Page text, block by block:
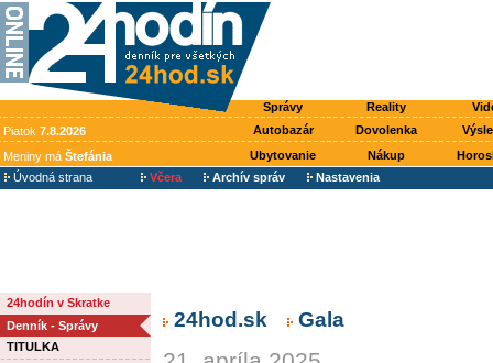
Správy Reality
Piatok 7.8.2026 Autobazár Dovolenka
Meniny má Štefánia Ubytovanie Nákup
Úvodná strana
Včera Archív správ Nastavenia
24hodín v Skratke
Denník - Správy
TITULKA
24hod.sk Gala